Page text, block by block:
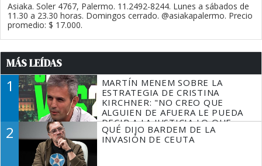
Asiaka. Soler 4767, Palermo. 11.2492-8244. Lunes a sábados de
11.30 a 23.30 horas. Domingos cerrado. @asiakapalermo. Precio
promedio: $ 17.000.
MÁS LEÍDAS
1
MARTÍN MENEM SOBRE LA
ESTRATEGIA DE CRISTINA
KIRCHNER: "NO CREO QUE
ALGUIEN DE AFUERA LE PUEDA
DECIR A LA JUSTICIA LO QUE
TIENE QUE HACER"
2
QUÉ DIJO BARDEM DE LA
INVASIÓN DE CEUTA